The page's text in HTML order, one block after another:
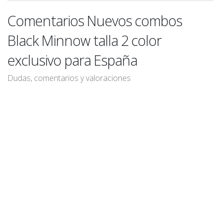
Comentarios Nuevos combos
Black Minnow talla 2 color
exclusivo para España
Dudas, comentarios y valoraciones